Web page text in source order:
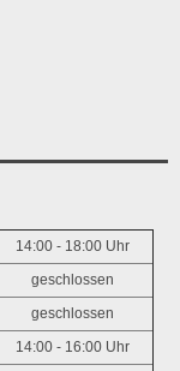
14:00 - 18:00 Uhr
geschlossen
geschlossen
14:00 - 16:00 Uhr